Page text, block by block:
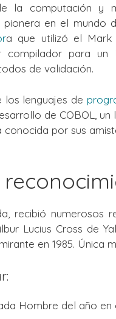
la computación y
pionera en el mundo
a que utilizó el
compilador para
de validación.
los lenguajes de
de COBOL,
conocida por sus
recibió numerosos
Lucius Cross de
en 1985. Única
Hombre del año